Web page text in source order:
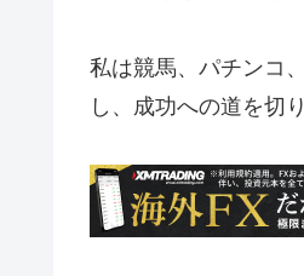
私は競馬、パチンコ
し、成功への道を切